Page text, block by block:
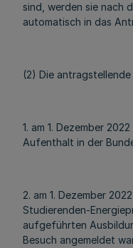
sind, werden sie nach
automatisch in das
(2) Die
1. am 1. Dezember
Aufenthalt in der
2. am 1. Dezember
Studierenden-
aufgeführten
Besuch angemeldet